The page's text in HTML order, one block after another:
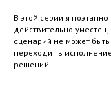
В этой серии я
действительно
сценарий не может
переходит в
решений.